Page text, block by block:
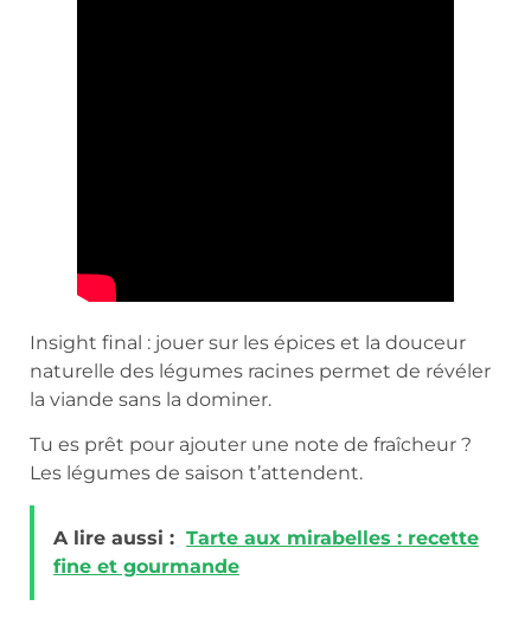
Insight final : jouer sur les épices et la douceur
naturelle des légumes racines permet de révéler
la viande sans la dominer.
Tu es prêt pour ajouter une note de fraîcheur ?
Les légumes de saison t’attendent.
A lire aussi : Tarte aux mirabelles : recette
fine et gourmande